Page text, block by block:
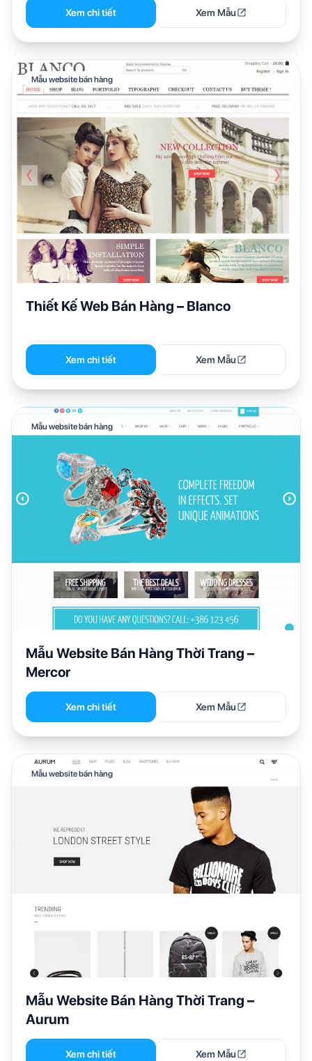
Xem chi tiết Xem Mẫu
Mẫu website bán hàng
Thiết Kế Web Bán Hàng – Blanco
Xem chi tiết Xem Mẫu
Mẫu website bán hàng
Mẫu Website Bán Hàng Thời Trang –
Mercor
Xem chi tiết Xem Mẫu
Mẫu website bán hàng
Mẫu Website Bán Hàng Thời Trang –
Aurum
Xem chi tiết Xem Mẫu